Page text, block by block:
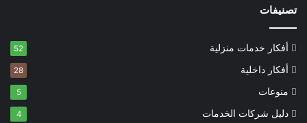
تصنيفات
أفكار خدمات منزلية 52
أفكار داخلية 28
منوعات 5
دليل شركات الخدمات 4